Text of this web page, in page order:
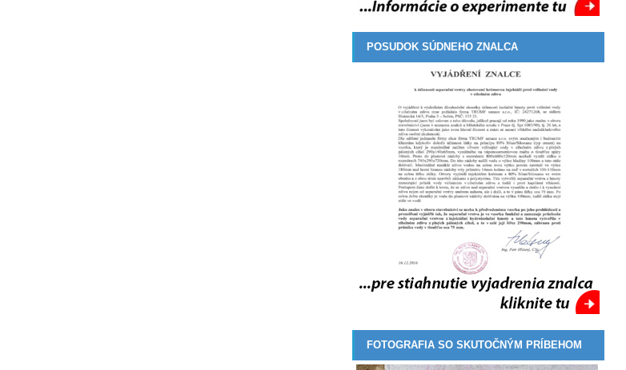
POSUDOK SÚDNEHO ZNALCA
FOTOGRAFIA SO SKUTOČNÝM PRÍBEHOM